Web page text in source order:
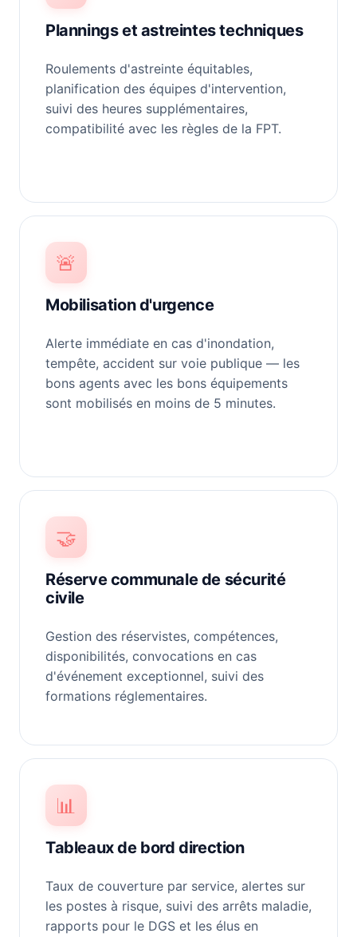
Plannings et astreintes techniques
Roulements d'astreinte équitables,
planification des équipes d'intervention,
suivi des heures supplémentaires,
compatibilité avec les règles de la FPT.
🚨
Mobilisation d'urgence
Alerte immédiate en cas d'inondation,
tempête, accident sur voie publique — les
bons agents avec les bons équipements
sont mobilisés en moins de 5 minutes.
🤝
Réserve communale de sécurité
civile
Gestion des réservistes, compétences,
disponibilités, convocations en cas
d'événement exceptionnel, suivi des
formations réglementaires.
📊
Tableaux de bord direction
Taux de couverture par service, alertes sur
les postes à risque, suivi des arrêts maladie,
rapports pour le DGS et les élus en